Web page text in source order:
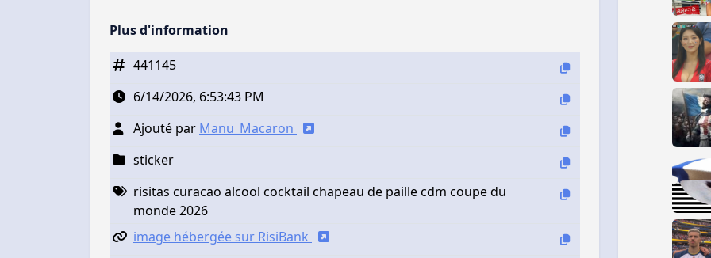
Plus d'information
441145
6/14/2026, 6:53:43 PM
Ajouté par Manu_Macaron
sticker
risitas curacao alcool cocktail chapeau de paille cdm coupe du
monde 2026
image hébergée sur RisiBank